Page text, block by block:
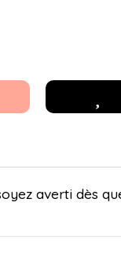
averti dès